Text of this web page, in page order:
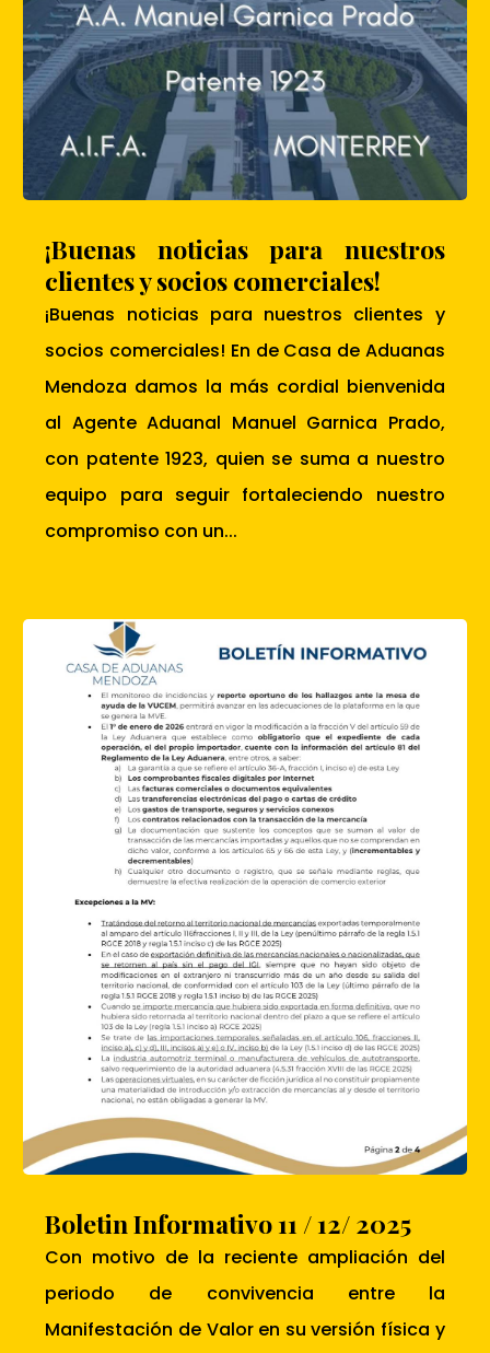
¡Buenas noticias para nuestros
clientes y socios comerciales!
¡Buenas noticias para nuestros clientes y
socios comerciales! En de Casa de Aduanas
Mendoza damos la más cordial bienvenida
al Agente Aduanal Manuel Garnica Prado,
con patente 1923, quien se suma a nuestro
equipo para seguir fortaleciendo nuestro
compromiso con un...
Boletin Informativo 11 / 12/ 2025
Con motivo de la reciente ampliación del
periodo de convivencia entre la
Manifestación de Valor en su versión física y